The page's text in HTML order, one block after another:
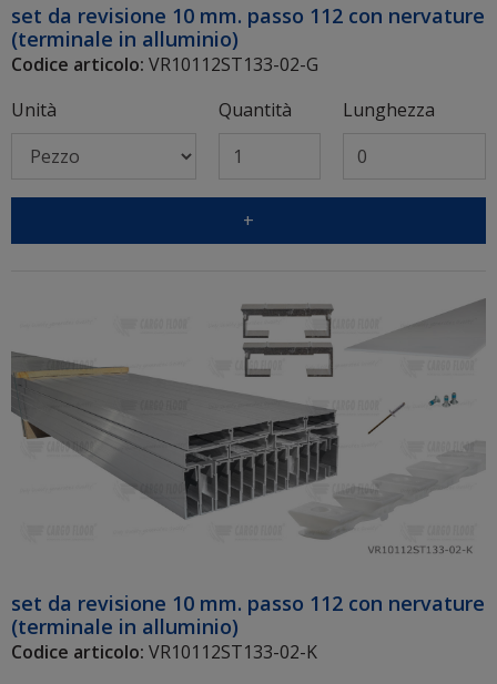
set da revisione 10 mm. passo 112 con nervature
(terminale in alluminio)
Codice articolo: VR10112ST133-02-G
Unità
Quantità Lunghezza
+
set da revisione 10 mm. passo 112 con nervature
(terminale in alluminio)
Codice articolo: VR10112ST133-02-K